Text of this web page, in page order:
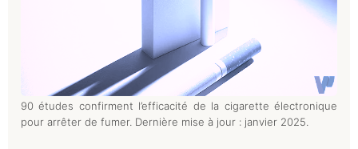
90 études confirment l’efficacité de la cigarette électronique
pour arrêter de fumer. Dernière mise à jour : janvier 2025.